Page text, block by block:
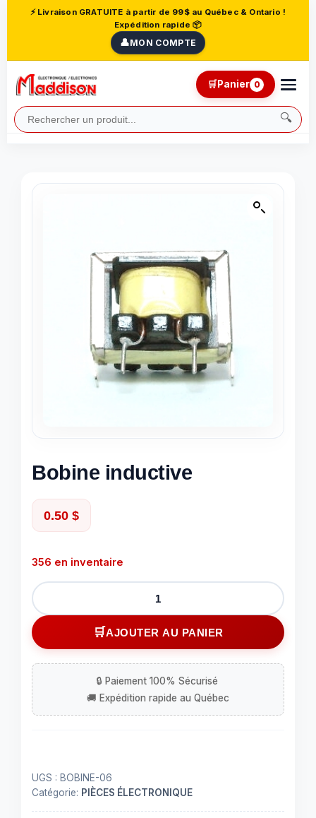
⚡ Livraison GRATUITE à partir de 99$ au Québec & Ontario !
Expédition rapide 📦
👤MON COMPTE
🔍
🛒Panier 0
Bobine inductive
0.50 $
356 en inventaire
quantité
de
Bobine
inductive
AJOUTER AU PANIER
UGS : BOBINE-06
Catégorie: PIÈCES ÉLECTRONIQUE